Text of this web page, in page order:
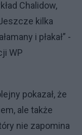
Chalidow,
kilka
i płakał” -
WP
pokazał, że
ale także
nie zapomina